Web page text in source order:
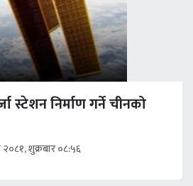
स्टेशन निर्माण गर्ने चीनको
शुक्रबार ०८:५६